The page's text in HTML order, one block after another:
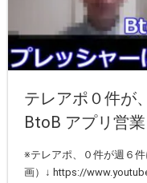
テレアポ０件が
BtoB アプリ営業
※テレアポ、０件が週６
画）↓ https://